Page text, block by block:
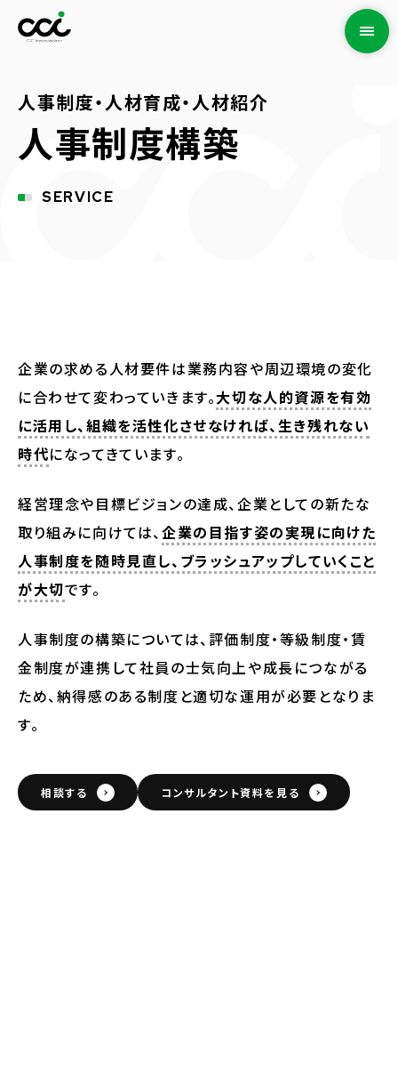
人事制度・人材育成・人材紹介
人事制度構築
SERVICE
企業の求める人材要件は業務内容や周辺環境の変化
に合わせて変わっていきます。大切な人的資源を有効
に活用し、組織を活性化させなければ、生き残れない
時代になってきています。
経営理念や目標ビジョンの達成、企業としての新たな
取り組みに向けては、企業の目指す姿の実現に向けた
人事制度を随時見直し、ブラッシュアップしていくこと
が大切です。
人事制度の構築については、評価制度・等級制度・賃
金制度が連携して社員の士気向上や成長につながる
ため、納得感のある制度と適切な運用が必要となりま
す。
相談する コンサルタント資料を見る